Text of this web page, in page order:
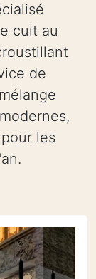
cuit au
de
les